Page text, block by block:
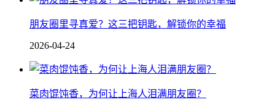
朋友圈里寻真爱？这三把钥匙，解锁你的幸福
2026-04-24
菜肉馄饨香，为何让上海人泪满朋友圈？